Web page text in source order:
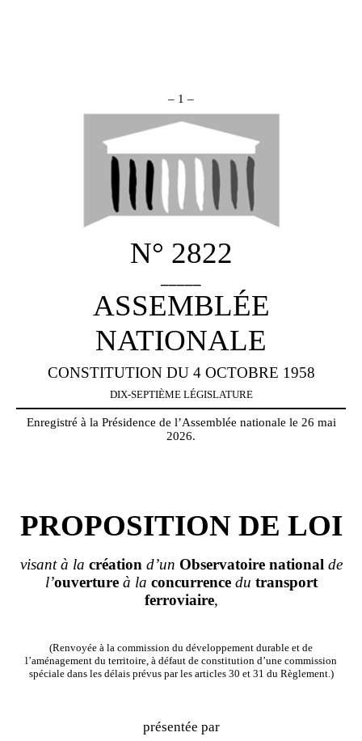
– 1 –
N° 2822
ASSEMBLÉE
NATIONALE
CONSTITUTION DU 4 OCTOBRE 1958
DIX-SEPTIÈME LÉGISLATURE
Enregistré à la Présidence de l’Assemblée nationale le 26 mai
2026.
PROPOSITION DE LOI
visant à la créationd’un Observatoire nationalde
l’ouvertureà la concurrencedu transport
ferroviaire,
(Renvoyée à la commission du développement durable et de
l’aménagement du territoire, à défaut de constitution d’une commission
spéciale dans les délais prévus par les articles 30 et 31 du Règlement.)
présentée par